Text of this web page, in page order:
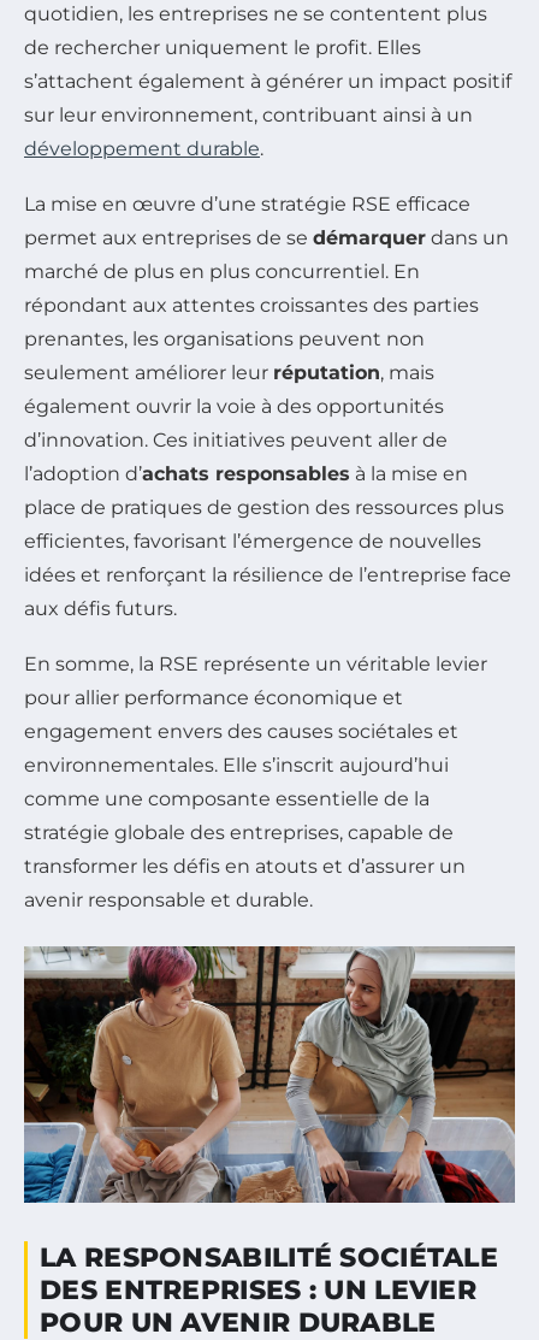
quotidien, les entreprises ne se contentent plus
de rechercher uniquement le profit. Elles
s’attachent également à générer un impact positif
sur leur environnement, contribuant ainsi à un
développement durable.
La mise en œuvre d’une stratégie RSE efficace
permet aux entreprises de se démarquer dans un
marché de plus en plus concurrentiel. En
répondant aux attentes croissantes des parties
prenantes, les organisations peuvent non
seulement améliorer leur réputation, mais
également ouvrir la voie à des opportunités
d’innovation. Ces initiatives peuvent aller de
l’adoption d’achats responsables à la mise en
place de pratiques de gestion des ressources plus
efficientes, favorisant l’émergence de nouvelles
idées et renforçant la résilience de l’entreprise face
aux défis futurs.
En somme, la RSE représente un véritable levier
pour allier performance économique et
engagement envers des causes sociétales et
environnementales. Elle s’inscrit aujourd’hui
comme une composante essentielle de la
stratégie globale des entreprises, capable de
transformer les défis en atouts et d’assurer un
avenir responsable et durable.
LA RESPONSABILITÉ SOCIÉTALE
DES ENTREPRISES : UN LEVIER
POUR UN AVENIR DURABLE